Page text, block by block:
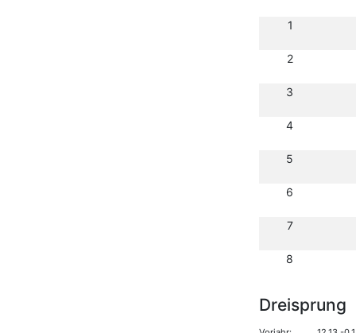
1
2
3
4
5
6
7
8
Dreisprung